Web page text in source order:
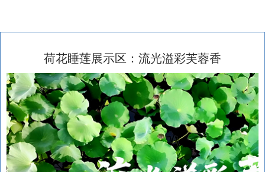
荷花睡莲展示区：流光溢彩芙蓉香